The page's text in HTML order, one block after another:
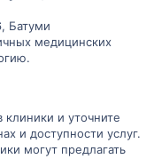
Батуми
медицинских
клиники и уточните
и доступности услуг.
могут предлагать